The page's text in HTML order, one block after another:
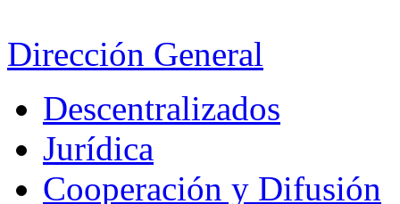
Dirección General
Descentralizados
Jurídica
Cooperación y Difusión